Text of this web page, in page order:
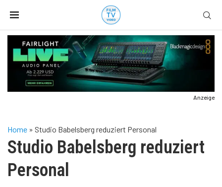
Anzeige
Home » Studio Babelsberg reduziert Personal
Studio Babelsberg reduziert
Personal